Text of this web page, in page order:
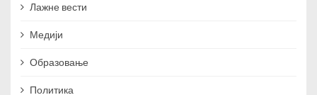
Лажне вести
Медији
Образовање
Политика